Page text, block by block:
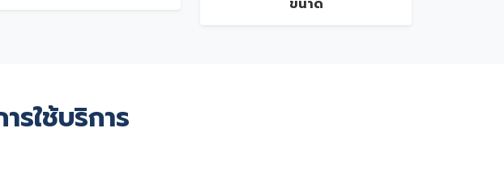
ขนาด
รใช้บริการ